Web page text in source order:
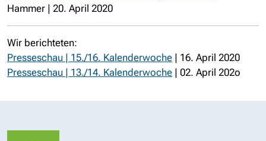
Hammer | 20. April 2020
Wir berichteten:
Presseschau | 15./16. Kalenderwoche | 16. April 2020
Presseschau | 13./14. Kalenderwoche | 02. April 202o